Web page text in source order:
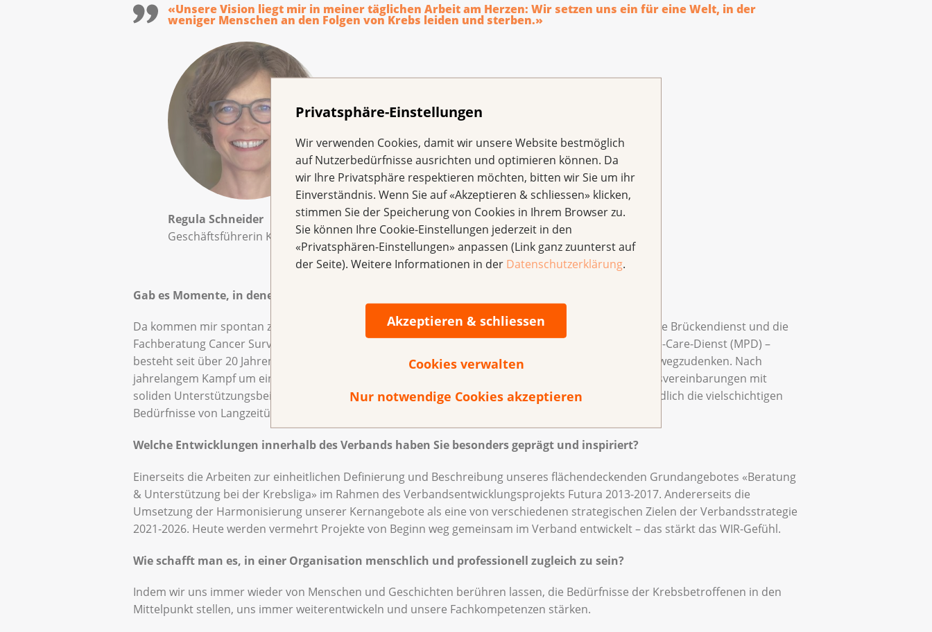
Privatsphäre-Einstellungen
Wir verwenden Cookies, damit wir unsere Website bestmöglich
auf Nutzerbedürfnisse ausrichten und optimieren können. Da
wir Ihre Privatsphäre respektieren möchten, bitten wir Sie um ihr
Einverständnis. Wenn Sie auf «Akzeptieren & schliessen» klicken,
stimmen Sie der Speicherung von Cookies in Ihrem Browser zu.
Sie können Ihre Cookie-Einstellungen jederzeit in den
«Privatsphären-Einstellungen» anpassen (Link ganz zuunterst auf
der Seite). Weitere Informationen in der Datenschutzerklärung.
Akzeptieren & schliessen
Cookies verwalten
Nur notwendige Cookies akzeptieren
«Unsere Vision liegt mir in meiner täglichen Arbeit am Herzen: Wir setzen uns ein für eine Welt, in der
weniger Menschen an den Folgen von Krebs leiden und sterben.»
Regula Schneider
Geschäftsführerin Krebsliga Ostschweiz
Gab es Momente, in denen Sie gespürt haben: Jetzt bewegen wir etwas?
Da kommen mir spontan zwei Leuchtturm-Projekte der Krebsliga Ostschweiz in den Sinn: der Palliative Brückendienst und die
Fachberatung Cancer Survivorship. Der Palliative Brückendienst – ein mobiler spezialisierter Palliative-Care-Dienst (MPD) –
besteht seit über 20 Jahren und ist heute in der palliativen Versorgung in der Ostschweiz nicht mehr wegzudenken. Nach
jahrelangem Kampf um eine gerechte Finanzierung, verfügen wir heute über drei kantonale Leistungsvereinbarungen mit
soliden Unterstützungsbeiträgen. Und mit dem Aufbau der Fachstelle Cancer Survivorship stehen endlich die vielschichtigen
Bedürfnisse von Langzeitüberlebenden im Fokus.
Welche Entwicklungen innerhalb des Verbands haben Sie besonders geprägt und inspiriert?
Einerseits die Arbeiten zur einheitlichen Definierung und Beschreibung unseres flächendeckenden Grundangebotes «Beratung
& Unterstützung bei der Krebsliga» im Rahmen des Verbandsentwicklungsprojekts Futura 2013-2017. Andererseits die
Umsetzung der Harmonisierung unserer Kernangebote als eine von verschiedenen strategischen Zielen der Verbandsstrategie
2021-2026. Heute werden vermehrt Projekte von Beginn weg gemeinsam im Verband entwickelt – das stärkt das WIR-Gefühl.
Wie schafft man es, in einer Organisation menschlich und professionell zugleich zu sein?
Indem wir uns immer wieder von Menschen und Geschichten berühren lassen, die Bedürfnisse der Krebsbetroffenen in den
Mittelpunkt stellen, uns immer weiterentwickeln und unsere Fachkompetenzen stärken.